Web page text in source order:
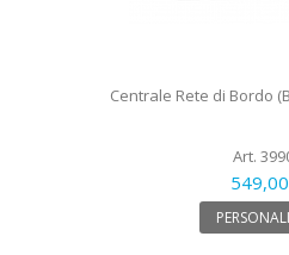
Centrale Rete di Bordo
Art.